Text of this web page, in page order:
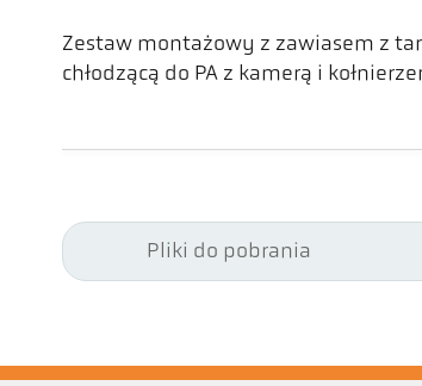
Zestaw montażowy z zawiasem z
chłodzącą do PA z kamerą i
Pliki do pobrania